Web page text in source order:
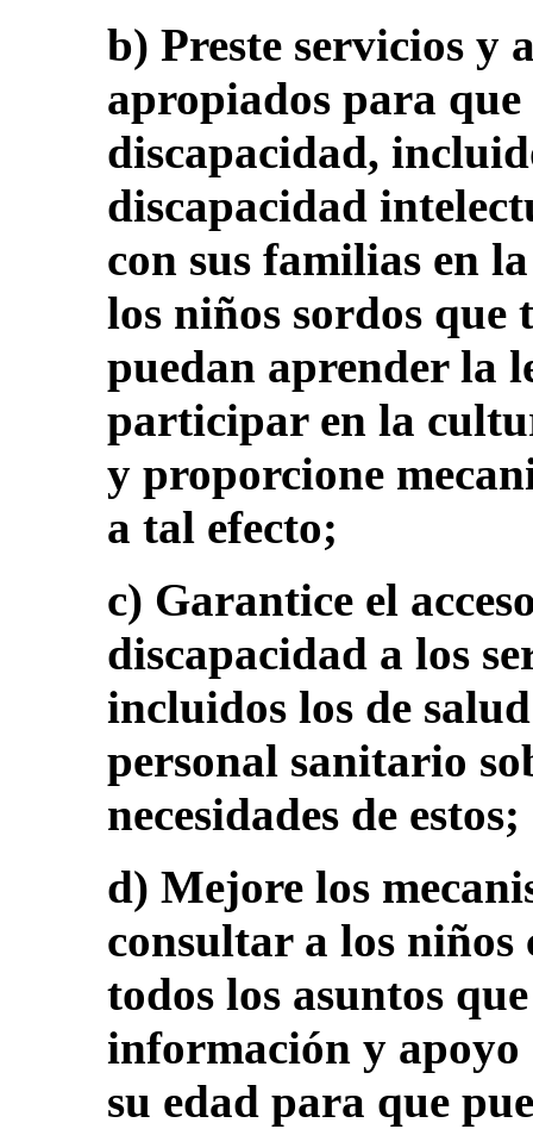
b) Preste servicios y
apropiados para que
discapacidad,
discapacidad
con sus familias en
los niños sordos que
puedan aprender la
participar en la
y proporcione
a tal efecto;
c) Garantice el
discapacidad a los
incluidos los de
personal sanitario
necesidades de estos;
d) Mejore los
consultar a los niños
todos los asuntos
información y apoyo
su edad para que